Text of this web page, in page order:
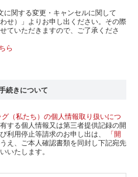
関する変更・キャンセルに関して
せ）」よりお申し出ください。その際
ていただきますので、ご了承くださ
ら
続きについて
グ（私たち）の個人情報取り扱いにつ
する個人情報又は第三者提供記録の開
利用停止等請求のお申し出は、
「開
え、ご本人確認書類を同封し下記宛先
いたします。